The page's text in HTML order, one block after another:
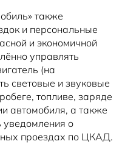
также
и персональные
и экономичной
управлять
(на
световые и звуковые
топливе, заряде
автомобиля, а также
уведомления о
проездах по ЦКАД.